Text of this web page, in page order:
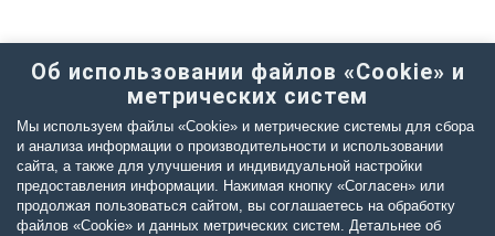
Об использовании файлов «Cookie» и
метрических систем
Мы используем файлы «Cookie» и метрические системы для сбора
и анализа информации о производительности и использовании
сайта, а также для улучшения и индивидуальной настройки
предоставления информации. Нажимая кнопку «Согласен» или
продолжая пользоваться сайтом, вы соглашаетесь на обработку
файлов «Cookie» и данных метрических систем. Детальнее об